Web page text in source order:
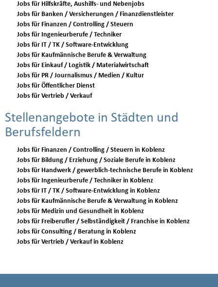
Jobs für Hilfskräfte, Aushilfs- und Nebenjobs
Jobs für Banken / Versicherungen / Finanzdienstleister
Jobs für Finanzen / Controlling / Steuern
Jobs für Ingenieurberufe / Techniker
Jobs für IT / TK / Software-Entwicklung
Jobs für Kaufmännische Berufe & Verwaltung
Jobs für Einkauf / Logistik / Materialwirtschaft
Jobs für PR / Journalismus / Medien / Kultur
Jobs für Öffentlicher Dienst
Jobs für Vertrieb / Verkauf
Stellenangebote in Städten und
Berufsfeldern
Jobs für Finanzen / Controlling / Steuern in Koblenz
Jobs für Bildung / Erziehung / Soziale Berufe in Koblenz
Jobs für Handwerk / gewerblich-technische Berufe in Koblenz
Jobs für Ingenieurberufe / Techniker in Koblenz
Jobs für IT / TK / Software-Entwicklung in Koblenz
Jobs für Kaufmännische Berufe & Verwaltung in Koblenz
Jobs für Medizin und Gesundheit in Koblenz
Jobs für Freiberufler / Selbständigkeit / Franchise in Koblenz
Jobs für Consulting / Beratung in Koblenz
Jobs für Vertrieb / Verkauf in Koblenz